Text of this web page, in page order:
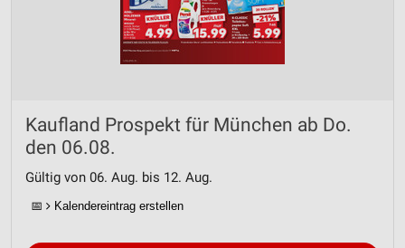
Kaufland Prospekt für München ab Do.
den 06.08.
Gültig von 06. Aug. bis 12. Aug.
📅 Kalendereintrag erstellen